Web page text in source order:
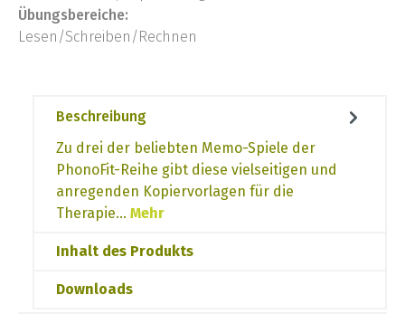
Übungsbereiche:
Lesen/Schreiben/Rechnen
Beschreibung
Zu drei der beliebten Memo-Spiele der
PhonoFit-Reihe gibt diese vielseitigen und
anregenden Kopiervorlagen für die
Therapie… Mehr
Inhalt des Produkts
Downloads